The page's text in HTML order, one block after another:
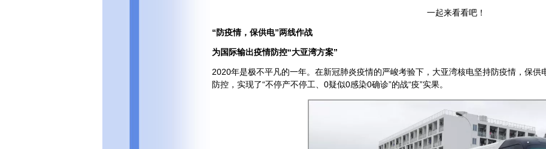
一起来看看吧！
“防疫情，保供电”两线作战
为国际输出疫情防控“大亚湾方案”
2020年是极不平凡的一年。在新冠肺炎疫情的严峻考验下，大亚湾核电坚持防疫情，保供
防控，实现了“不停产不停工、0疑似0感染0确诊”的战“疫”实果。